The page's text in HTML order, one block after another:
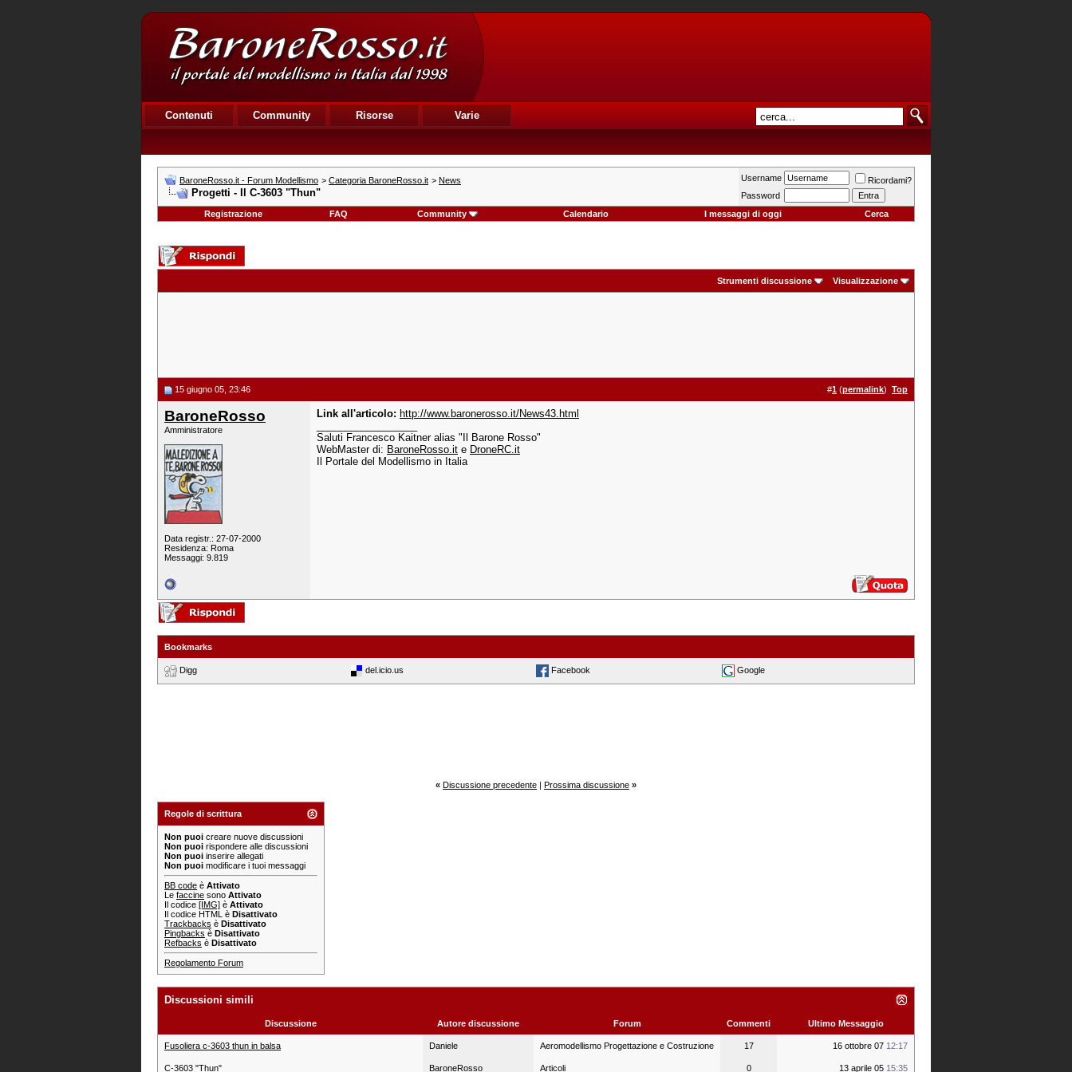
Contenuti Community Risorse Varie
BaroneRosso.it - Forum Modellismo > Categoria BaroneRosso.it > News
Progetti - Il C-3603 "Thun"
Username
Ricordami?
Password
Registrazione
FAQ Community Calendario I messaggi di oggi Cerca
Strumenti discussione Visualizzazione
15 giugno 05, 23:46 #1 (permalink) Top
BaroneRosso
Amministratore
Data registr.: 27-07-2000
Residenza: Roma
Messaggi: 9.819
Link all'articolo: http://www.baronerosso.it/News43.html
Saluti Francesco Kaitner alias "Il Barone Rosso"
WebMaster di: BaroneRosso.it e DroneRC.it
Il Portale del Modellismo in Italia
Bookmarks
Digg del.icio.us Facebook Google
« Discussione precedente | Prossima discussione »
Regole di scrittura
Non puoi creare nuove discussioni
Non puoi rispondere alle discussioni
Non puoi inserire allegati
Non puoi modificare i tuoi messaggi
BB code è Attivato
Le faccine sono Attivato
Il codice [IMG] è Attivato
Il codice HTML è Disattivato
Trackbacks è Disattivato
Pingbacks è Disattivato
Refbacks è Disattivato
Regolamento Forum
Discussioni simili
Discussione Autore discussione Forum Commenti Ultimo Messaggio
Fusoliera c-3603 thun in balsa Daniele Aeromodellismo Progettazione e Costruzione 17 16 ottobre 07 12:17
C-3603 "Thun" BaroneRosso Articoli 0 13 aprile 05 15:35